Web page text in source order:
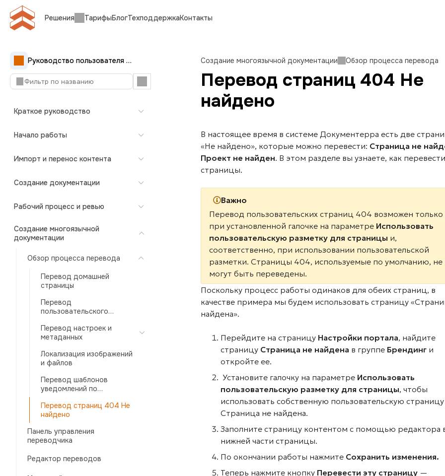
Решения ТарифыБлогТехподдержкаКонтакты
Руководство пользователя Документерры
Краткое руководство
Начало работы
Импорт и перенос контента
Создание документации
Рабочий процесс и ревью
Создание многоязычной
документации
Обзор процесса перевода
Перевод домашней
страницы
Перевод
пользовательского
Перевод настроек и
метаданных
Локализация изображений
и файлов
Перевод шаблонов
уведомлений по
Перевод страниц 404 Не
найдено
Панель управления
переводчика
Редактор переводов
Создание многоязычной документации Обзор процесса перевода
Перевод страниц 404 Не
найдено
В настоящее время в системе Документерра есть две
«Не найдено», которые можно перевести: Страница не
Проект не найден. В этом разделе вы узнаете, как
страницы.
Важно
Перевод пользовательских страниц 404 возможен только
при установленной галочке на параметре Использовать
пользовательскую разметку для страницы и,
соответственно, при использовании пользовательской
разметки. Страницы 404, используемые по умолчанию, не
могут быть переведены.
Поскольку процесс работы одинаков для обеих страниц, в
качестве примера мы будем использовать страницу
найдена».
Перейдите на страницу Настройки портала, найдите
страницу Страница не найдена в группе Брендинг и
откройте ее.
Установите галочку на параметре Использовать
пользовательскую разметку для страницы, чтобы
использовать собственную пользовательскую
Страница не найдена.
Заполните страницу контентом с помощью редактора
нижней части страницы.
По окончании работы нажмите Сохранить изменения.
Теперь нажмите кнопку Перевести эту страницу —